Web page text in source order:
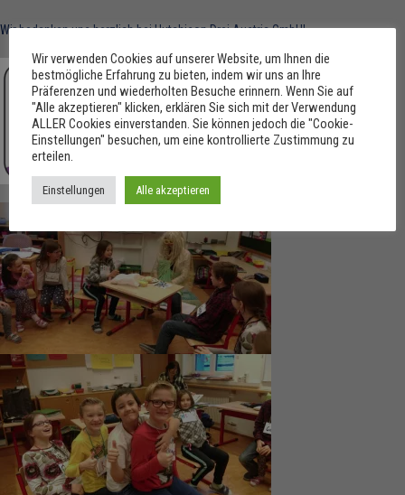
Wir bedanken uns herzlich bei Hutchison Drei Austria GmbH!
Wir verwenden Cookies auf unserer Website, um Ihnen die
bestmögliche Erfahrung zu bieten, indem wir uns an Ihre
Präferenzen und wiederholten Besuche erinnern. Wenn Sie auf
"Alle akzeptieren" klicken, erklären Sie sich mit der Verwendung
ALLER Cookies einverstanden. Sie können jedoch die "Cookie-
Einstellungen" besuchen, um eine kontrollierte Zustimmung zu
erteilen.
Einstellungen Alle akzeptieren